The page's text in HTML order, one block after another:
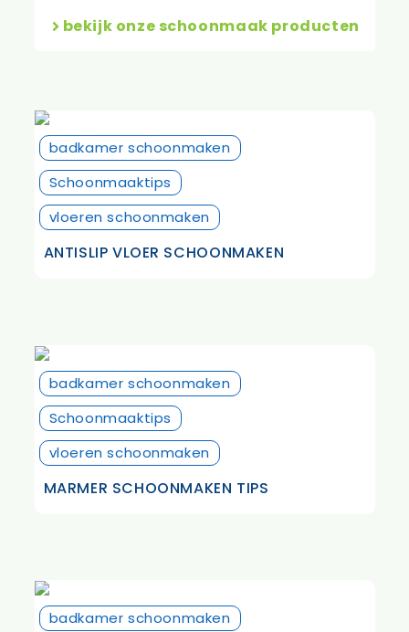
bekijk onze schoonmaak producten
badkamer schoonmaken
Schoonmaaktips
vloeren schoonmaken
ANTISLIP VLOER SCHOONMAKEN
badkamer schoonmaken
Schoonmaaktips
vloeren schoonmaken
MARMER SCHOONMAKEN TIPS
badkamer schoonmaken